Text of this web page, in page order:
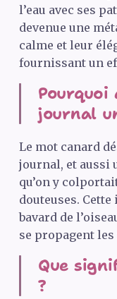
l’eau avec ses
devenue une
calme et leur
fournissant un
journal
Le mot canard
journal, et aussi
qu’on y
douteuses.
bavard de
se propagent
Que
?